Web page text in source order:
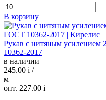
В корзину
Рукав с нитяным
10362-2017
в наличии
245.00 i /
м
опт. 227.00 i